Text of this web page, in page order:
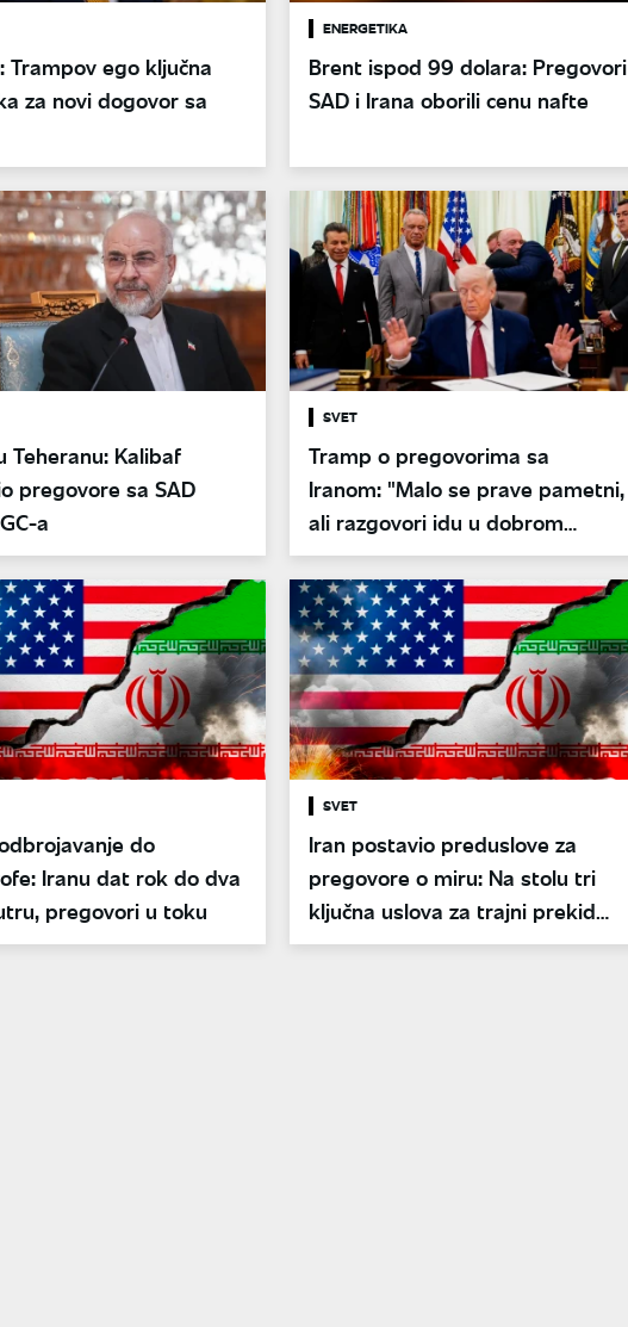
Trampov ego ključna
za novi dogovor sa
ENERGETIKA
Brent ispod 99 dolara: Pregovori
SAD i Irana oborili cenu nafte
Teheranu: Kalibaf
pregovore sa SAD
a
SVET
Tramp o pregovorima sa
Iranom: "Malo se prave pametni,
ali razgovori idu u dobrom
smeru"
do
Iranu dat rok do dva
pregovori u toku
SVET
Iran postavio preduslove za
pregovore o miru: Na stolu tri
ključna uslova za trajni prekid
vatre